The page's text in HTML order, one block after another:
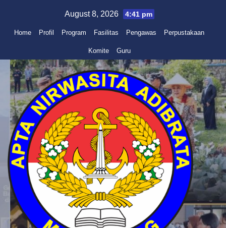
content
August 8, 2026 4:41 pm
Home Profil Program Fasilitas Pengawas Perpustakaan
Komite Guru